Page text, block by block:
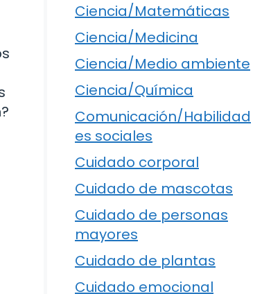
Ciencia/Matemáticas
Ciencia/Medicina
Ciencia/Medio ambiente
Ciencia/Química
Comunicación/Habilidad
es sociales
Cuidado corporal
Cuidado de mascotas
Cuidado de personas
mayores
Cuidado de plantas
Cuidado emocional